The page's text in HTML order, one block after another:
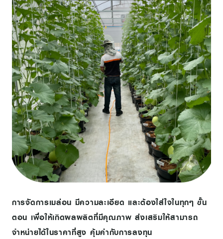
การจัดการเมล่อน มีความละเอียด และต้องใส่ใจในทุกๆ ขั้น
ตอน เพื่อให้เกิดผลผลิตที่มีคุณภาพ ส่งเสริมให้สามารถ
จำหน่ายได้ในราคาที่สูง คุ้มค่ากับการลงทุน